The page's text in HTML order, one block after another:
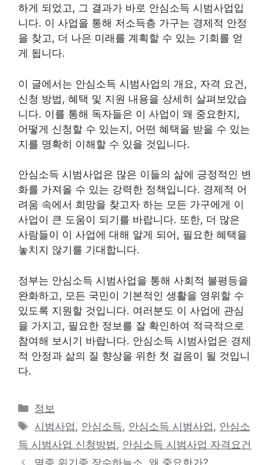
하게 되었고, 그 결과가 바로 안심소득 시범사업입
니다. 이 사업을 통해 저소득층 가구는 경제적 안정
을 찾고, 더 나은 미래를 계획할 수 있는 기회를 얻
게 됩니다.
이 글에서는 안심소득 시범사업의 개요, 자격 요건,
신청 방법, 혜택 및 지원 내용을 상세히 살펴보았습
니다. 이를 통해 독자들은 이 사업이 왜 중요한지,
어떻게 신청할 수 있는지, 어떤 혜택을 받을 수 있는
지를 명확히 이해할 수 있을 것입니다.
안심소득 시범사업은 많은 이들의 삶에 긍정적인 변
화를 가져올 수 있는 강력한 정책입니다. 경제적 어
려움 속에서 희망을 찾고자 하는 모든 가구에게 이
사업이 큰 도움이 되기를 바랍니다. 또한, 더 많은
사람들이 이 사업에 대해 알게 되어, 필요한 혜택을
놓치지 않기를 기대합니다.
정부는 안심소득 시범사업을 통해 사회적 불평등을
완화하고, 모든 국민이 기본적인 생활을 영위할 수
있도록 지원할 것입니다. 여러분도 이 사업에 관심
을 가지고, 필요한 정보를 잘 확인하여 적극적으로
참여해 보시기 바랍니다. 안심소득 시범사업은 경제
적 안정과 삶의 질 향상을 위한 첫 걸음이 될 것입니
다.
카
테
고
리
정보
태
그
시범사업 , 안심소득, 안심소득 시범사업 , 안심소
득 시범사업 신청방법 , 안심소득 시범사업 자격요건
멸종 위기종 장수하늘소, 왜 중요한가?